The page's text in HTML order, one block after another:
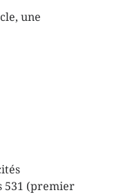
une
531 (premier